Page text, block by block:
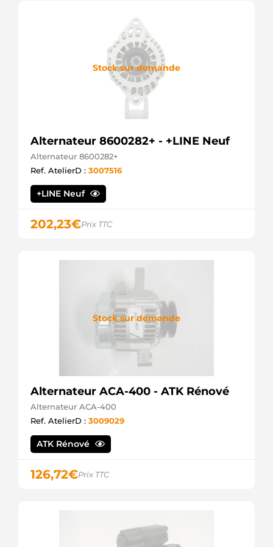
Stock sur demande
Alternateur 8600282+ - +LINE Neuf
Alternateur 8600282+
Ref. AtelierD : 3007516
+LINE Neuf
202,23€Prix TTC
Stock sur demande
Alternateur ACA-400 - ATK Rénové
Alternateur ACA-400
Ref. AtelierD : 3009029
ATK Rénové
126,72€Prix TTC